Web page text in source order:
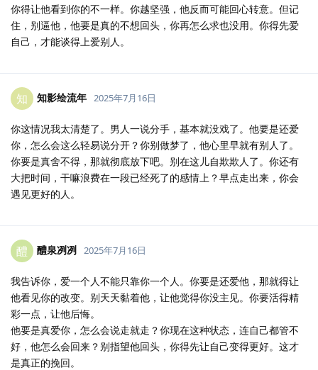
你得让他看到你的不一样。你越坚强，他反而可能回心转意。但记
住，别逼他，他要是真的不想回头，你再怎么求也没用。你得先爱
自己，才能谈得上爱别人。
知 知影绘流年 2025年7月16日
你这情况我太清楚了。男人一说分手，基本就没戏了。他要是还爱
你，怎么会这么轻易说分开？你别做梦了，他心里早就有别人了。
你要是真舍不得，那就彻底放下吧。别在这儿自欺欺人了。你还有
大把时间，干嘛浪费在一段已经死了的感情上？早点走出来，你会
遇见更好的人。
醴 醴泉冽冽 2025年7月16日
我告诉你，爱一个人不能只靠你一个人。你要是还爱他，那就得让
他看见你的改变。别天天黏着他，让他觉得你没主见。你要活得精
彩一点，让他后悔。
他要是真爱你，怎么会说走就走？你现在这种状态，连自己都管不
好，他怎么会回来？别指望他回头，你得先让自己变得更好。这才
是真正的挽回。